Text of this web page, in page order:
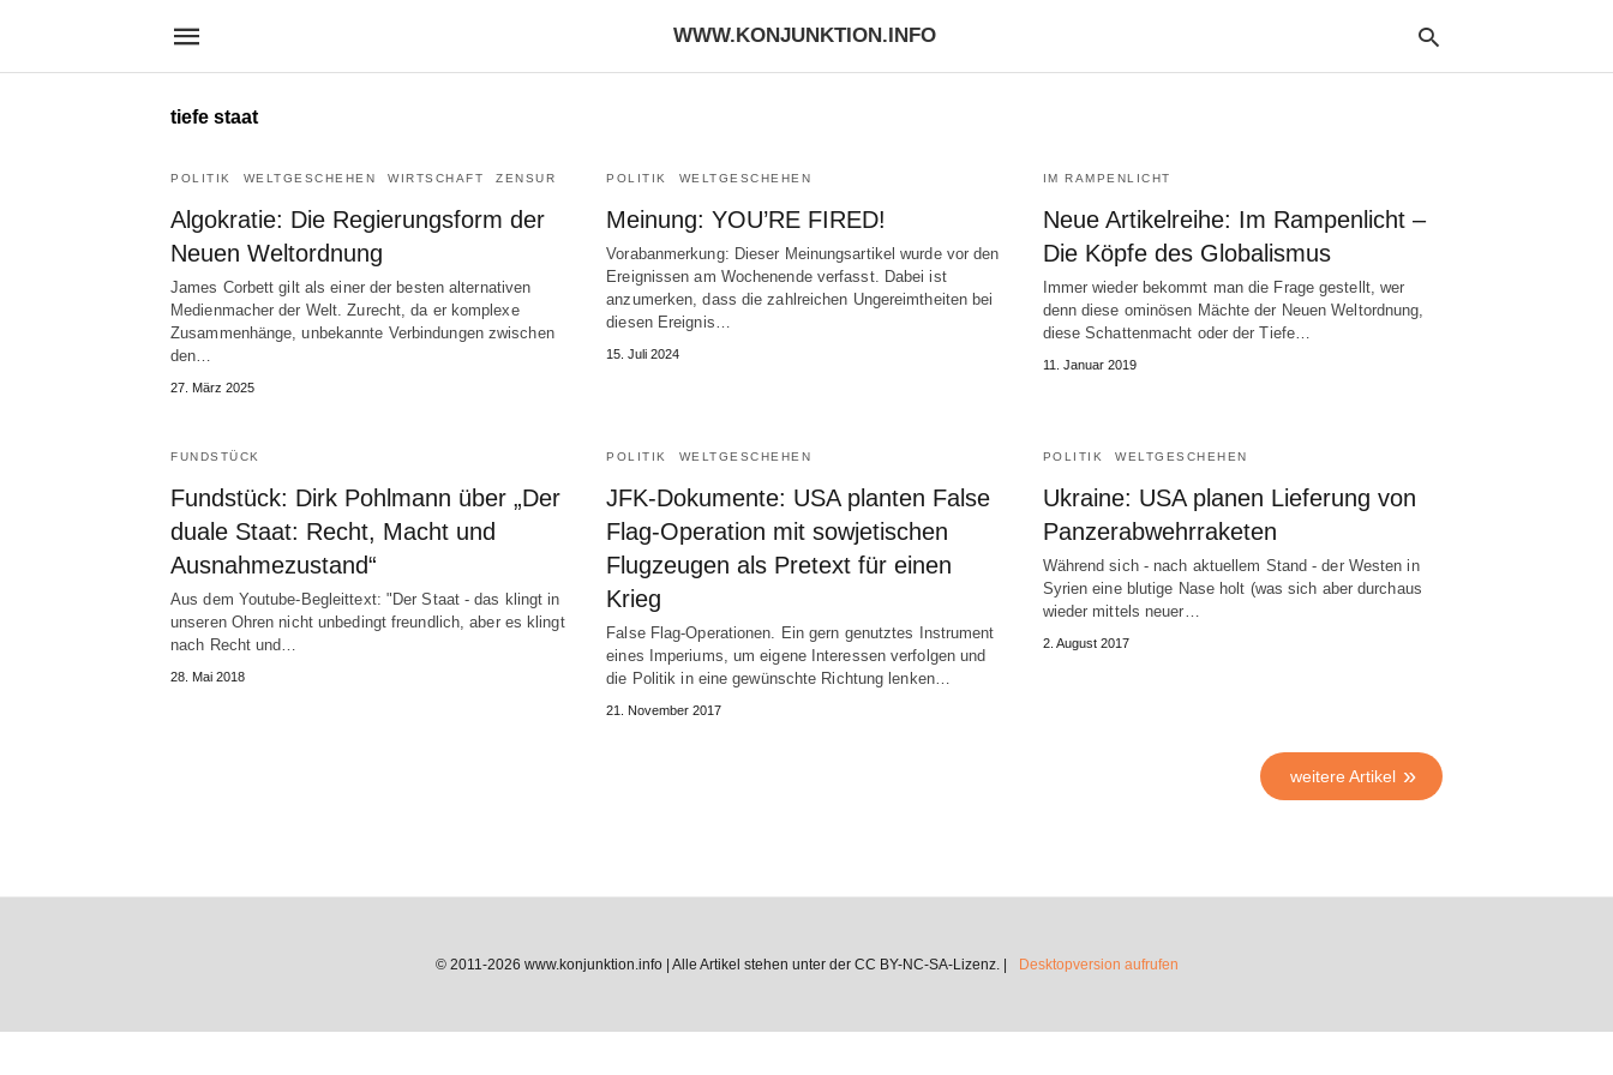
WWW.KONJUNKTION.INFO
tiefe staat
POLITIK WELTGESCHEHEN WIRTSCHAFT ZENSUR
Algokratie: Die Regierungsform der
Neuen Weltordnung
James Corbett gilt als einer der besten alternativen
Medienmacher der Welt. Zurecht, da er komplexe
Zusammenhänge, unbekannte Verbindungen zwischen
den…
27. März 2025
POLITIK WELTGESCHEHEN
Meinung: YOU’RE FIRED!
Vorabanmerkung: Dieser Meinungsartikel wurde vor den
Ereignissen am Wochenende verfasst. Dabei ist
anzumerken, dass die zahlreichen Ungereimtheiten bei
diesen Ereignis…
15. Juli 2024
IM RAMPENLICHT
Neue Artikelreihe: Im Rampenlicht –
Die Köpfe des Globalismus
Immer wieder bekommt man die Frage gestellt, wer
denn diese ominösen Mächte der Neuen Weltordnung,
diese Schattenmacht oder der Tiefe…
11. Januar 2019
FUNDSTÜCK
Fundstück: Dirk Pohlmann über „Der
duale Staat: Recht, Macht und
Ausnahmezustand“
Aus dem Youtube-Begleittext: "Der Staat - das klingt in
unseren Ohren nicht unbedingt freundlich, aber es klingt
nach Recht und…
28. Mai 2018
POLITIK WELTGESCHEHEN
JFK-Dokumente: USA planten False
Flag-Operation mit sowjetischen
Flugzeugen als Pretext für einen
Krieg
False Flag-Operationen. Ein gern genutztes Instrument
eines Imperiums, um eigene Interessen verfolgen und
die Politik in eine gewünschte Richtung lenken…
21. November 2017
POLITIK WELTGESCHEHEN
Ukraine: USA planen Lieferung von
Panzerabwehrraketen
Während sich - nach aktuellem Stand - der Westen in
Syrien eine blutige Nase holt (was sich aber durchaus
wieder mittels neuer…
2. August 2017
weitere Artikel
© 2011-2026 www.konjunktion.info | Alle Artikel stehen unter der CC BY-NC-SA-Lizenz. | Desktopversion aufrufen